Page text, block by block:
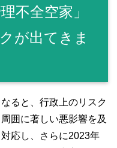
不全空家」
が出てきま
ると、行政上のリスク
囲に著しい悪影響を及
応し、さらに2023年